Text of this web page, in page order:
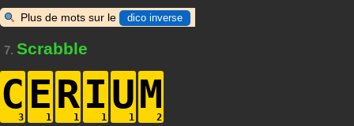
Plus de mots sur le dico inverse
7. Scrabble
C ERIUM